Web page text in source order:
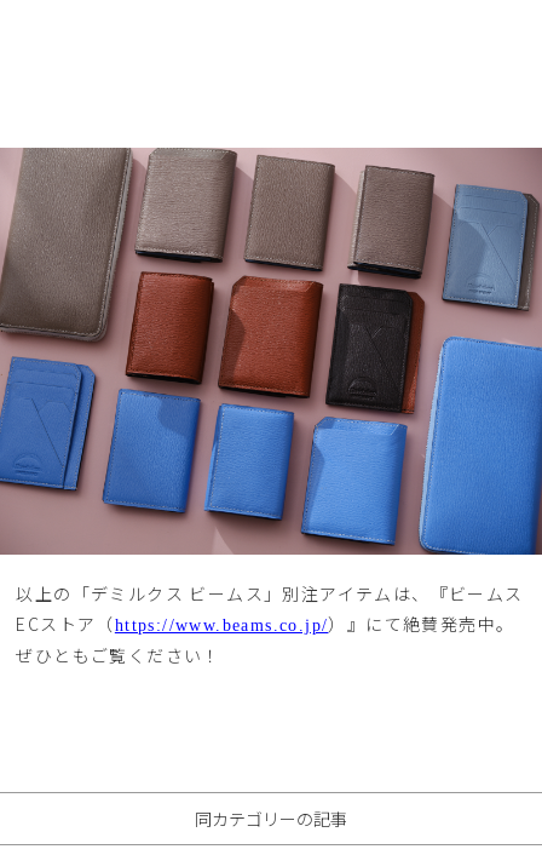
以上の「デミルクス ビームス」別注アイテムは、『ビームス
ECストア（https://www.beams.co.jp/）』にて絶賛発売中。
ぜひともご覧ください！
同カテゴリーの記事